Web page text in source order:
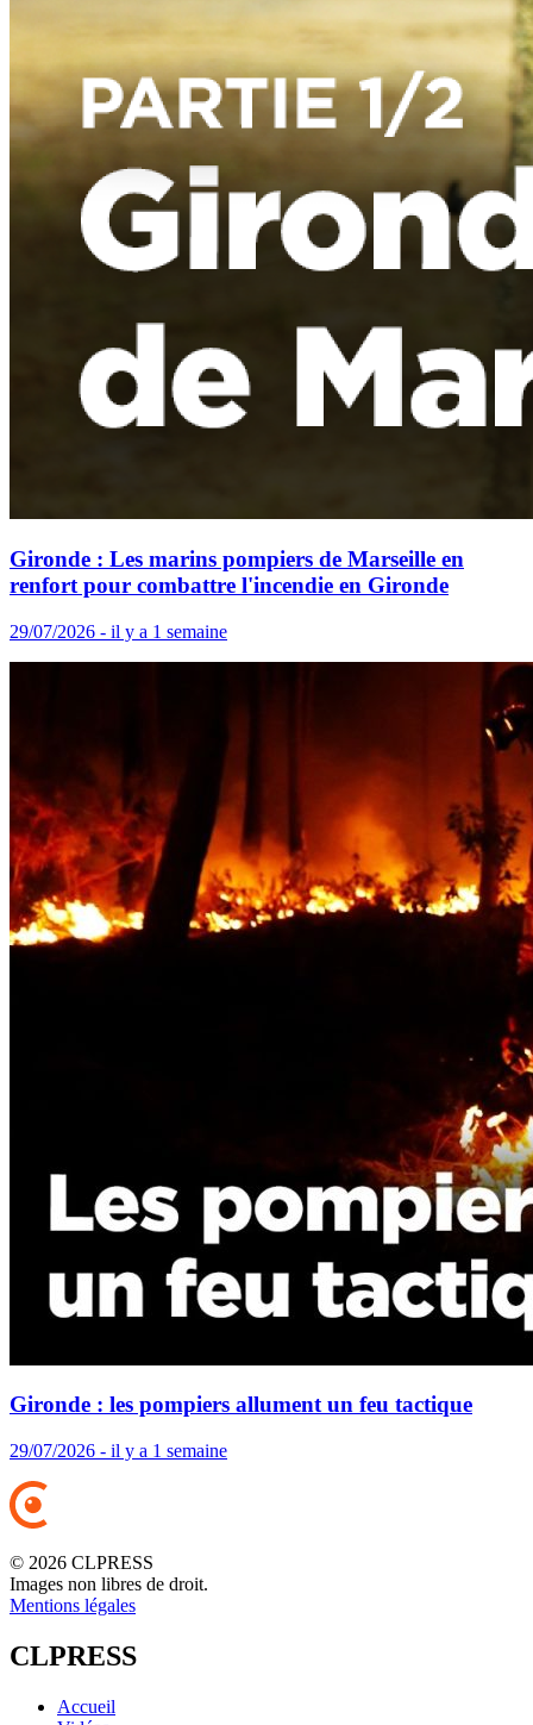
Gironde : Les marins pompiers de Marseille en
renfort pour combattre l'incendie en Gironde
29/07/2026 - il y a 1 semaine
Gironde : les pompiers allument un feu tactique
29/07/2026 - il y a 1 semaine
© 2026 CLPRESS
Images non libres de droit.
Mentions légales
CLPRESS
Accueil